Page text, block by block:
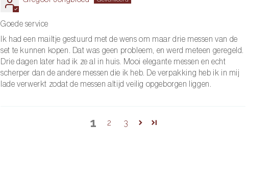
Goede service
Ik had een mailtje gestuurd met de wens om maar drie messen van de
set te kunnen kopen. Dat was geen probleem, en werd meteen geregeld.
Drie dagen later had ik ze al in huis. Mooi elegante messen en echt
scherper dan de andere messen die ik heb. De verpakking heb ik in mij
lade verwerkt zodat de messen altijd veilig opgeborgen liggen.
1 2 3